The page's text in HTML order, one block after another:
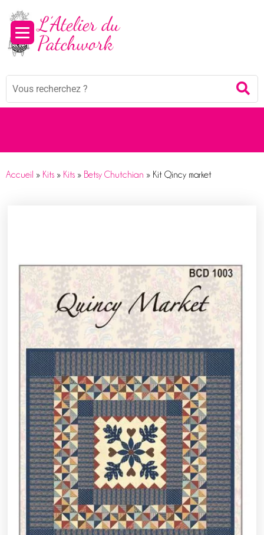
Mots
Accueil » Kits » Kits » Betsy Chutchian » Kit Qincy market
Panneau de gestion des cookies